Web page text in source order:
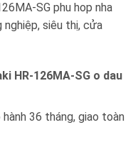
SG phu hop nha
nghiệp, siêu thị, cửa
HR-126MA-SG o dau
36 tháng, giao toàn